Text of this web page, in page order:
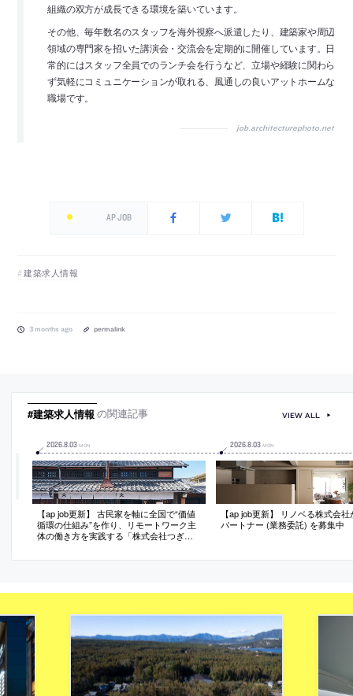
組織の双方が成長できる環境を築いています。
その他、毎年数名のスタッフを海外視察へ派遣したり、建築家や周辺
領域の専門家を招いた講演会・交流会を定期的に開催しています。日
常的にはスタッフ全員でのランチ会を行うなど、立場や経験に関わら
ず気軽にコミュニケーションが取れる、風通しの良いアットホームな
職場です。
job.architecturephoto.net
AP JOB
建築求人情報
3 months ago permalink
#建築求人情報 の関連記事
2026.8.03 MON
【ap job更新】 古民家を軸に全国で“価値
循環の仕組み”を作り、リモートワーク主
体の働き方を実践する「株式会社つぎ
を募集中
2026.8.03 MON
【ap job更新】 リノベる株式会
パートナー (業務委託) を募集中
VIEW ALL